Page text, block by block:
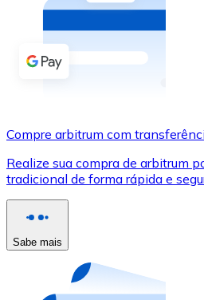
Compre criptomoedas
Comprar com dinheiro
Transferência SEPA
Use cartões Visa e
Comprar com cartão
Compre cartões-presente
Compre arbitrum com
Realize sua compra de arbitrum
tradicional de forma rápida e
Sabe mais